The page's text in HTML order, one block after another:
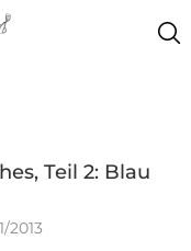
Teil 2: Blau
2013